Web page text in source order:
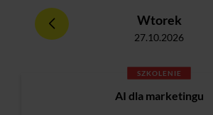
Wtorek
27.10.2026
SZKOLENIE
AI dla marketingu